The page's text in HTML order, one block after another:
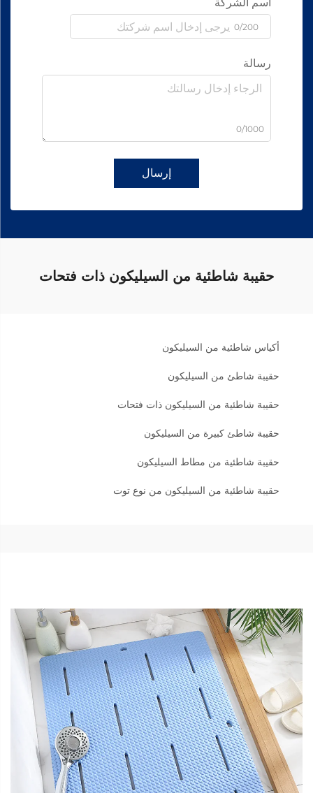
0/200
رسالة
0/1000
إرسال
حقيبة شاطئية من السيليكون ذات فتحات
أكياس شاطئية من السيليكون
حقيبة شاطئ من السيليكون
حقيبة شاطئية من السيليكون ذات فتحات
حقيبة شاطئ كبيرة من السيليكون
حقيبة شاطئية من مطاط السيليكون
حقيبة شاطئية من السيليكون من نوع توت